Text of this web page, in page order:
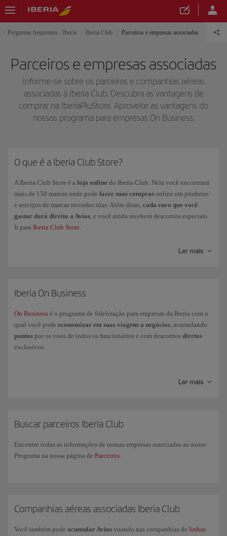
Perguntas frequentes - Iberia Iberia Club Parceiros e empresas associadas
Parceiros e empresas associadas
Informe-se sobre os parceiros e companhias aéreas
associadas à Iberia Club. Descubra as vantagens de
comprar na IberiaPluStore. Aproveite as vantagens do
nossos programa para empresas On Business.
O que é a Iberia Club Store?
A Iberia Club Store é a loja online do Iberia Club. Nela você encontrará
mais de 150 marcas onde pode fazer suas compras online em produtos
e serviços de marcas reconhecidas. Além disso, cada euro que você
gastar dará direito a Avios, e você ainda receberá descontos especiais.
Ir para Iberia Club Store.
Ler mais
Iberia On Business
On Business é o programa de fidelização para empresas da Iberia com o
qual você pode economizar em suas viagens a negócios, acumulando
pontos por os voos de todos os funcionários e com descontos diretos
exclusivos.
, que permite à empresa acumular pontos On
Iberia Express e Iberia Regional Air Nostrum), British Airways e
a Iberia e a British Airways.
Ler mais
Buscar parceiros Iberia Club
Encontre todas as informações de nossas empresas associadas ao nosso
Programa na nossa página de Parceiros.
Companhias aéreas associadas Iberia Club
Você também pode acumular Avios voando nas companhias de linhas